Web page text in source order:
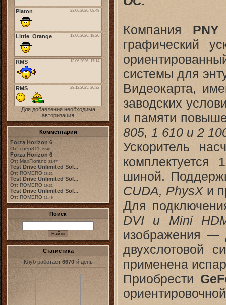
Для добавления необходима
авторизация
Комментарии
Forza Horizon 6
От: chep811 19:48
Forza Horizon 6
От: MaxFiorano 23:47
Test Drive Unlimited Sol...
От: ROMERO 18:31
Test Drive Unlimited Sol...
От: ROMERO 19:31
Test Drive Unlimited Sol...
От: ROMERO 11:49
Поиск
Статистика
Клуб работает 6670-й день
Компания PNY
графический
системы для
Видеокарта,
заводских
и памяти
805, 1 610 и 2
Ускоритель
шиной.
CUDA, PhysX и
Для
DVI и Mini
изображения —
двухслотовой
применена
Приобрести